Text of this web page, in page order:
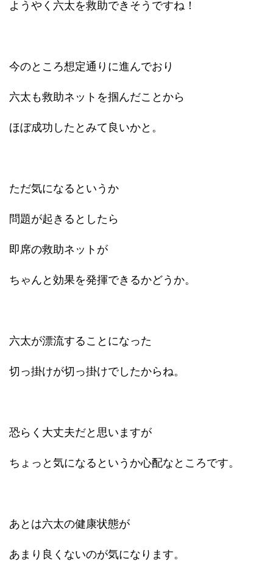
ようやく六太を救助できそうですね！
今のところ想定通りに進んでおり
六太も救助ネットを掴んだことから
ほぼ成功したとみて良いかと。
ただ気になるというか
問題が起きるとしたら
即席の救助ネットが
ちゃんと効果を発揮できるかどうか。
六太が漂流することになった
切っ掛けが切っ掛けでしたからね。
恐らく大丈夫だと思いますが
ちょっと気になるというか心配なところです。
あとは六太の健康状態が
あまり良くないのが気になります。